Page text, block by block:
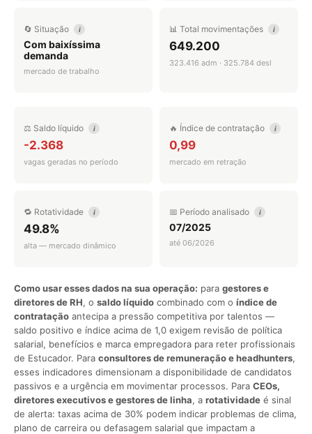
🔄 Situação i
Com baixíssima
demanda
mercado de trabalho
📊 Total movimentações i
649.200
323.416 adm · 325.784 desl
⚖️ Saldo líquido i
-2.368
vagas geradas no período
🔥 Índice de contratação i
0,99
mercado em retração
🔁 Rotatividade i
49.8%
alta — mercado dinâmico
📅 Período analisado i
07/2025
até 06/2026
Como usar esses dados na sua operação: para gestores e
diretores de RH, o saldo líquido combinado com o índice de
contratação antecipa a pressão competitiva por talentos —
saldo positivo e índice acima de 1,0 exigem revisão de política
salarial, benefícios e marca empregadora para reter profissionais
de Estucador. Para consultores de remuneração e headhunters,
esses indicadores dimensionam a disponibilidade de candidatos
passivos e a urgência em movimentar processos. Para CEOs,
diretores executivos e gestores de linha, a rotatividade é sinal
de alerta: taxas acima de 30% podem indicar problemas de clima,
plano de carreira ou defasagem salarial que impactam a